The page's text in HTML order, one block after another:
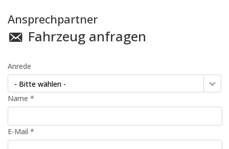
Ansprechpartner
Fahrzeug anfragen
Anrede
- Bitte wählen -
Name *
E-Mail *